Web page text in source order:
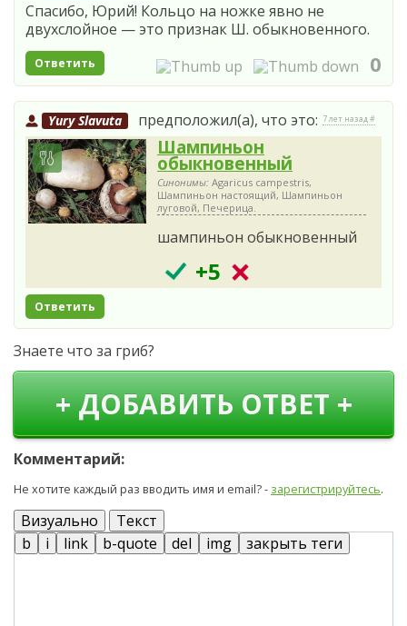
Спасибо, Юрий! Кольцо на ножке явно не
двухслойное — это признак Ш. обыкновенного.
Ответить 0
Yury Slavuta предположил(а), что это: 7 лет назад #
Шампиньон
обыкновенный
Синонимы: Agaricus campestris,
Шампиньон настоящий, Шампиньон
луговой, Печерица.
шампиньон обыкновенный
+5
Ответить
Знаете что за гриб?
+ ДОБАВИТЬ ОТВЕТ +
Комментарий:
Не хотите каждый раз вводить имя и email? - зарегистрируйтесь.
Визуально Текст